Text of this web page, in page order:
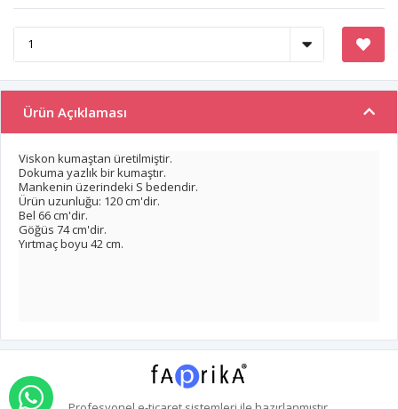
Ürün Açıklaması
Viskon kumaştan üretilmiştir.
Dokuma yazlık bir kumaştır.
Mankenin üzerindeki S bedendir.
Ürün uzunluğu: 120 cm'dir.
Bel 66 cm'dir.
Göğüs 74 cm'dir.
Yırtmaç boyu 42 cm.